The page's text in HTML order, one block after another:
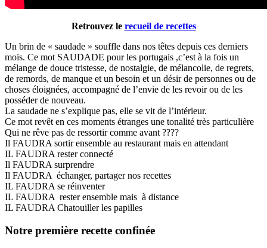
Retrouvez le recueil de recettes
Un brin de « saudade » souffle dans nos têtes depuis ces derniers
mois. Ce mot SAUDADE pour les portugais ,c’est à la fois un
mélange de douce tristesse, de nostalgie, de mélancolie, de regrets,
de remords, de manque et un besoin et un désir de personnes ou de
choses éloignées, accompagné de l’envie de les revoir ou de les
posséder de nouveau.
La saudade ne s’explique pas, elle se vit de l’intérieur.
Ce mot revêt en ces moments étranges une tonalité très particulière
Qui ne rêve pas de ressortir comme avant ????
Il FAUDRA sortir ensemble au restaurant mais en attendant
IL FAUDRA rester connecté
Il FAUDRA surprendre
Il FAUDRA échanger, partager nos recettes
IL FAUDRA se réinventer
IL FAUDRA rester ensemble mais à distance
IL FAUDRA Chatouiller les papilles
Notre première recette confinée